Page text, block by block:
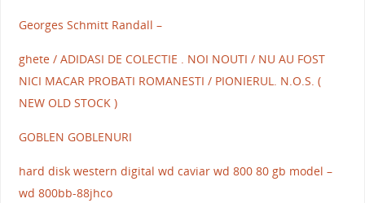
Georges Schmitt Randall –
ghete / ADIDASI DE COLECTIE . NOI NOUTI / NU AU FOST
NICI MACAR PROBATI ROMANESTI / PIONIERUL. N.O.S. (
NEW OLD STOCK )
GOBLEN GOBLENURI
hard disk western digital wd caviar wd 800 80 gb model –
wd 800bb-88jhco